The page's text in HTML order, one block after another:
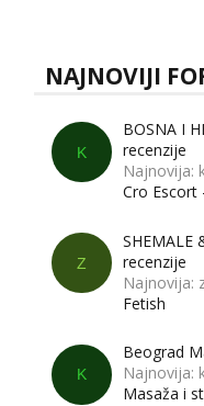
NAJNOVIJI
K
BOSNA I
recenzije
Najnovija:
Cro Escort
Z
SHEMALE
recenzije
Najnovija:
Fetish
K
Beograd
Najnovija:
Masaža i